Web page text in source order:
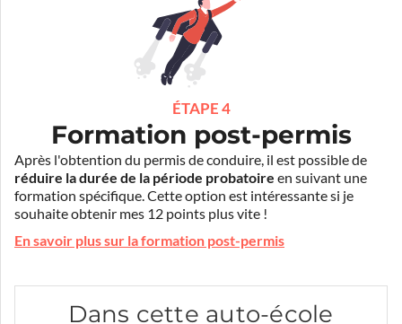
ÉTAPE 4
Formation post-permis
Après l'obtention du permis de conduire, il est possible de
réduire la durée de la période probatoire en suivant une
formation spécifique. Cette option est intéressante si je
souhaite obtenir mes 12 points plus vite !
En savoir plus sur la formation post-permis
Dans cette auto-école